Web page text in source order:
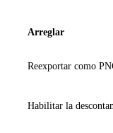
Arreglar
Reexportar como
Habilitar la